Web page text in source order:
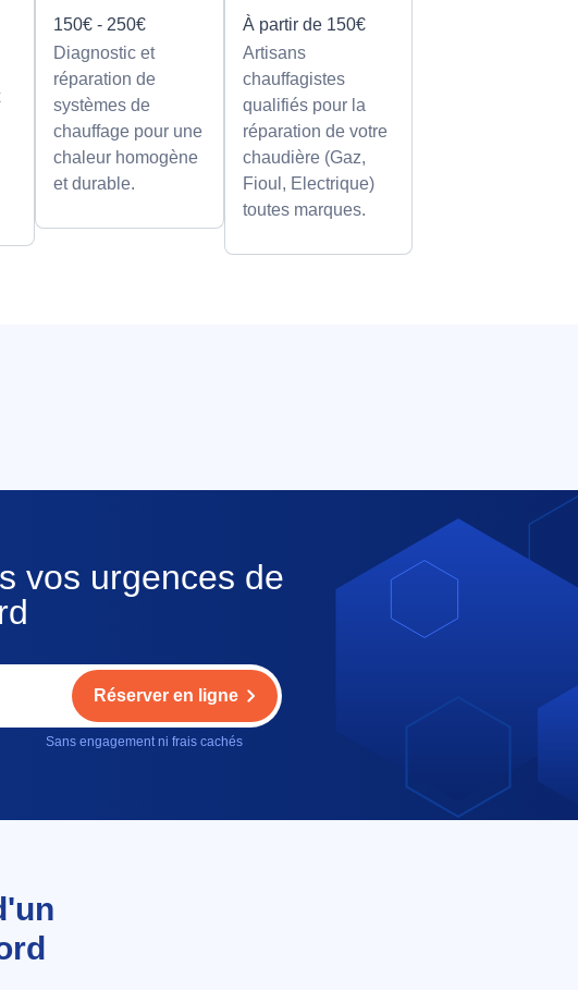
150€ - 250€
Diagnostic et
réparation de
systèmes de
chauffage pour une
chaleur homogène
et durable.
À partir de 150€
Artisans
chauffagistes
qualifiés pour la
réparation de votre
chaudière (Gaz,
Fioul, Electrique)
toutes marques.
vos urgences de
Réserver en ligne
Sans engagement ni frais cachés